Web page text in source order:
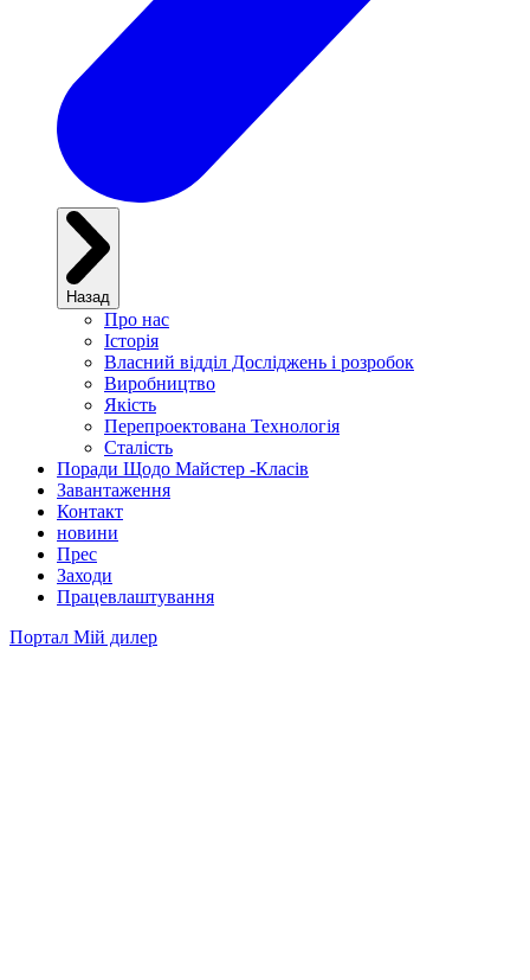
Назад
Про нас
Історія
Власний відділ Досліджень і розробок
Виробництво
Якість
Перепроектована Технологія
Сталість
Поради Щодо Майстер -Класів
Завантаження
Контакт
новини
Прес
Заходи
Працевлаштування
Портал Мій дилер